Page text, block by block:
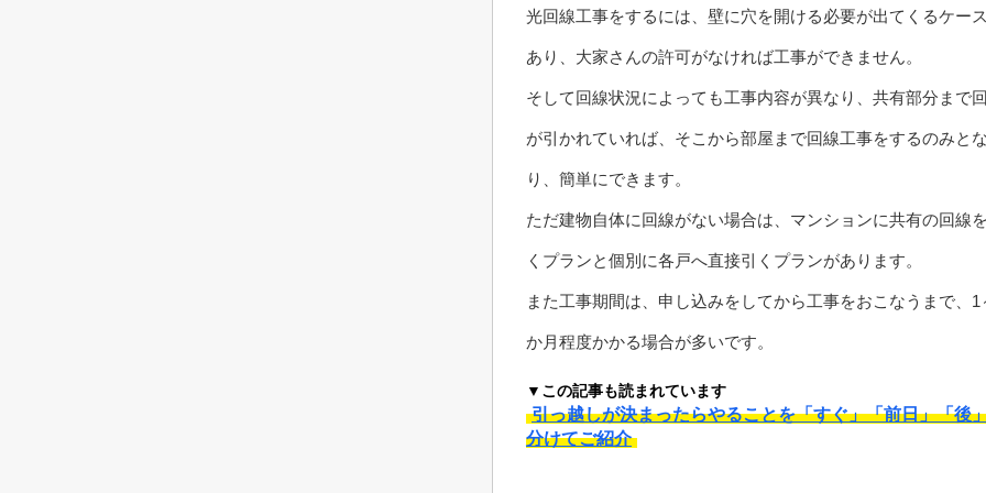
光回線工事をするには、壁に穴を開ける必要が出てくるケー
あり、大家さんの許可がなければ工事ができません。
そして回線状況によっても工事内容が異なり、共有部分まで
が引かれていれば、そこから部屋まで回線工事をするのみとな
り、簡単にできます。
ただ建物自体に回線がない場合は、マンションに共有の回線
くプランと個別に各戸へ直接引くプランがあります。
また工事期間は、申し込みをしてから工事をおこなうまで、1
か月程度かかる場合が多いです。
▼この記事も読まれています
引っ越しが決まったらやることを「すぐ」「前日」「後
分けてご紹介